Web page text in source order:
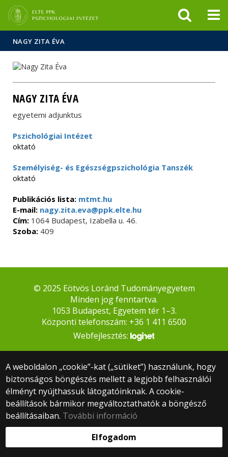
sajtóban
NAGY ZITA ÉVA
NAGY ZITA ÉVA
egyetemi adjunktus
Pszichológiai Intézet
oktató
Személyiség- és Egészségpszichológia Tanszék
oktató
Publikációs lista: mtmt.hu
E-mail: nagy.zita.eva@ppk.elte.hu
Cím: 1064 Budapest, Izabella u. 46.
Szoba: 409
A weboldalon „cookie”-kat („sütiket”) használunk, hogy
biztonságos böngészés mellett a legjobb felhasználói
élményt nyújthassuk látogatóinknak. A cookie-
beállítások bármikor megváltoztathatók a böngésző
beállításaiban. További információ
Elfogadom
© 2025 Eötvös Loránd Tudományegyetem
Minden jog fenntartva.
1053 Budapest, Egyetem tér 1–3.
Központi telefonszám: +36 1 411 6500
Webfejlesztés: